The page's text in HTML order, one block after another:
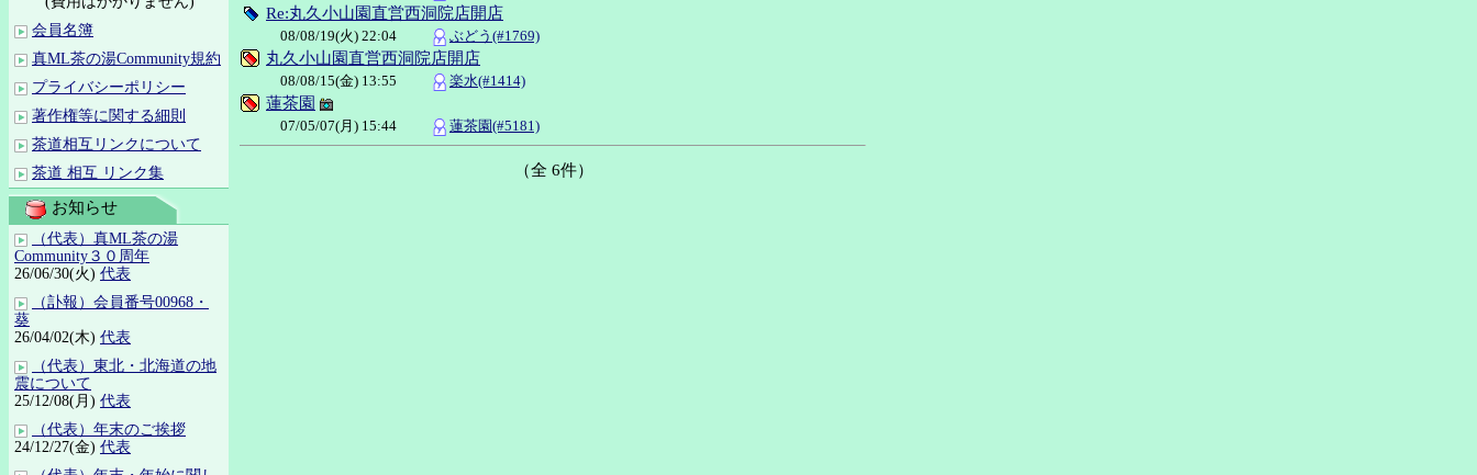
Re:丸久小山園直営西洞院店開店
08/08/19(火) 22:04 ぶどう(#1769)
丸久小山園直営西洞院店開店
08/08/15(金) 13:55 楽水(#1414)
蓮茶園
07/05/07(月) 15:44 蓮茶園(#5181)
（全 6件）
会員名簿
真ML茶の湯Community規約
プライバシーポリシー
著作権等に関する細則
茶道相互リンクについて
茶道 相互 リンク集
お知らせ
（代表）真ML茶の湯
Community３０周年
26/06/30(火) 代表
（訃報）会員番号00968・
葵
26/04/02(木) 代表
（代表）東北・北海道の地
震について
25/12/08(月) 代表
（代表）年末のご挨拶
24/12/27(金) 代表